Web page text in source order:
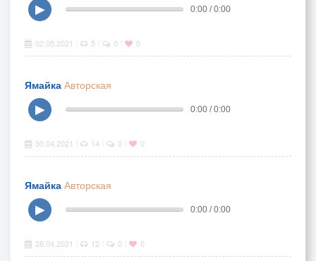
▶
0:00 / 0:00
02.05.2021 5 0 0
Ямайка Авторская
▶
0:00 / 0:00
30.04.2021 14 0 0
Ямайка Авторская
▶
0:00 / 0:00
28.04.2021 12 0 0